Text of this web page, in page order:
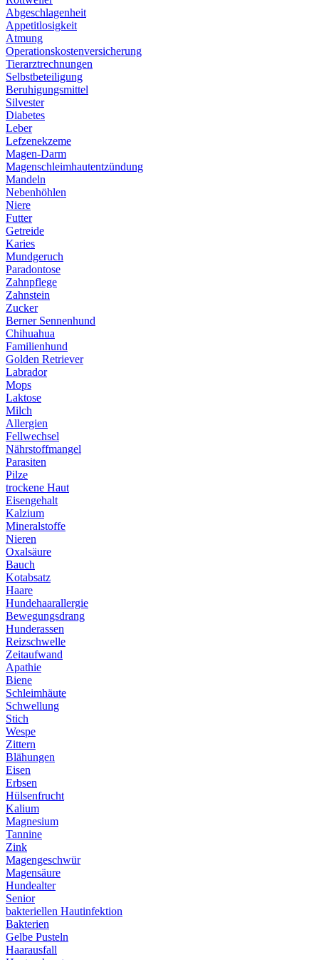
Abgeschlagenheit
Appetitlosigkeit
Atmung
Operationskostenversicherung
Tierarztrechnungen
Selbstbeteiligung
Beruhigungsmittel
Silvester
Diabetes
Leber
Lefzenekzeme
Magen-Darm
Magenschleimhautentzündung
Mandeln
Nebenhöhlen
Niere
Futter
Getreide
Karies
Mundgeruch
Paradontose
Zahnpflege
Zahnstein
Zucker
Berner Sennenhund
Chihuahua
Familienhund
Golden Retriever
Labrador
Mops
Laktose
Milch
Allergien
Fellwechsel
Nährstoffmangel
Parasiten
Pilze
trockene Haut
Eisengehalt
Kalzium
Mineralstoffe
Nieren
Oxalsäure
Bauch
Kotabsatz
Haare
Hundehaarallergie
Bewegungsdrang
Hunderassen
Reizschwelle
Zeitaufwand
Apathie
Biene
Schleimhäute
Schwellung
Stich
Wespe
Zittern
Blähungen
Eisen
Erbsen
Hülsenfrucht
Kalium
Magnesium
Tannine
Zink
Magengeschwür
Magensäure
Hundealter
Senior
bakteriellen Hautinfektion
Bakterien
Gelbe Pusteln
Haarausfall